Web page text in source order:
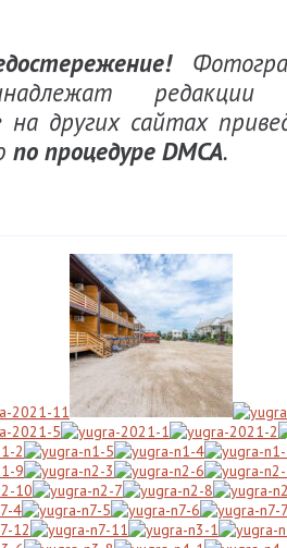
редакции
на других сайтах
по процедуре DMCA.